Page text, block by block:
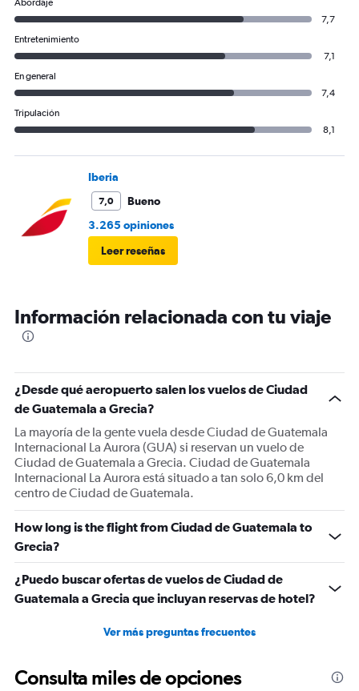
Abordaje
7,7
Entretenimiento
7,1
En general
7,4
Tripulación
8,1
Iberia
7,0
Bueno
3.265 opiniones
Leer reseñas
Información relacionada con tu viaje
¿Desde qué aeropuerto salen los vuelos de Ciudad
de Guatemala a Grecia?
La mayoría de la gente vuela desde Ciudad de Guatemala
Internacional La Aurora (GUA) si reservan un vuelo de
Ciudad de Guatemala a Grecia. Ciudad de Guatemala
Internacional La Aurora está situado a tan solo 6,0 km del
centro de Ciudad de Guatemala.
How long is the flight from Ciudad de Guatemala to
Grecia?
¿Puedo buscar ofertas de vuelos de Ciudad de
Guatemala a Grecia que incluyan reservas de hotel?
Ver más preguntas frecuentes
Consulta miles de opciones